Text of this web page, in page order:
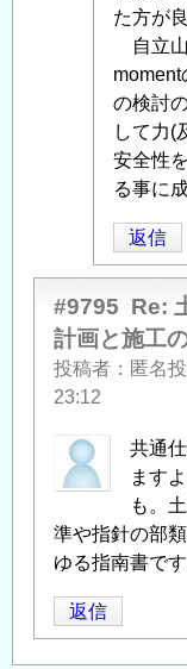
設
造
物
の
計
画
施
工
に
つ
い
の
た方が
自立山
moment
の検討
して力(
安全性
る事に
返信
#9795 Re:
計画と施工
投稿者 匿名
23:12
共通
ます
も。
準や指針の部
ゆる指南書です
返信